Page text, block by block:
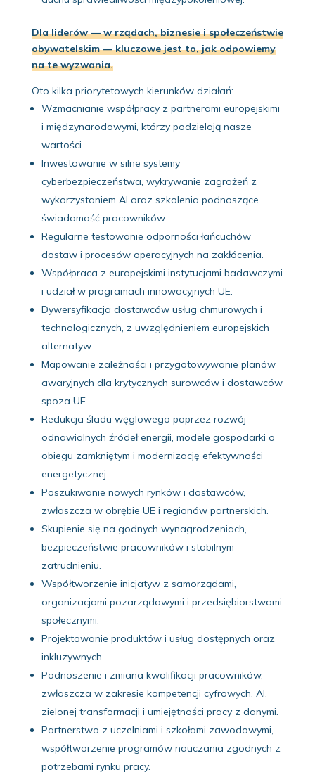
Dla liderów — w rządach, biznesie i społeczeństwie
obywatelskim — kluczowe jest to, jak odpowiemy
na te wyzwania.
Oto kilka priorytetowych kierunków działań:
Wzmacnianie współpracy z partnerami europejskimi
i międzynarodowymi, którzy podzielają nasze
wartości.
Inwestowanie w silne systemy
cyberbezpieczeństwa, wykrywanie zagrożeń z
wykorzystaniem AI oraz szkolenia podnoszące
świadomość pracowników.
Regularne testowanie odporności łańcuchów
dostaw i procesów operacyjnych na zakłócenia.
Współpraca z europejskimi instytucjami badawczymi
i udział w programach innowacyjnych UE.
Dywersyfikacja dostawców usług chmurowych i
technologicznych, z uwzględnieniem europejskich
alternatyw.
Mapowanie zależności i przygotowywanie planów
awaryjnych dla krytycznych surowców i dostawców
spoza UE.
Redukcja śladu węglowego poprzez rozwój
odnawialnych źródeł energii, modele gospodarki o
obiegu zamkniętym i modernizację efektywności
energetycznej.
Poszukiwanie nowych rynków i dostawców,
zwłaszcza w obrębie UE i regionów partnerskich.
Skupienie się na godnych wynagrodzeniach,
bezpieczeństwie pracowników i stabilnym
zatrudnieniu.
Współtworzenie inicjatyw z samorządami,
organizacjami pozarządowymi i przedsiębiorstwami
społecznymi.
Projektowanie produktów i usług dostępnych oraz
inkluzywnych.
Podnoszenie i zmiana kwalifikacji pracowników,
zwłaszcza w zakresie kompetencji cyfrowych, AI,
zielonej transformacji i umiejętności pracy z danymi.
Partnerstwo z uczelniami i szkołami zawodowymi,
współtworzenie programów nauczania zgodnych z
potrzebami rynku pracy.